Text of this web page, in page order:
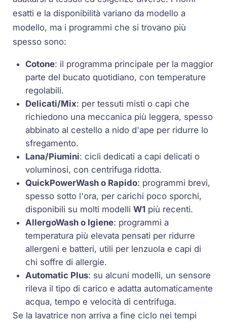
esatti e la disponibilità variano da modello a
modello, ma i programmi che si trovano più
spesso sono:
Cotone: il programma principale per la maggior
parte del bucato quotidiano, con temperature
regolabili.
Delicati/Mix: per tessuti misti o capi che
richiedono una meccanica più leggera, spesso
abbinato al cestello a nido d'ape per ridurre lo
sfregamento.
Lana/Piumini: cicli dedicati a capi delicati o
voluminosi, con centrifuga ridotta.
QuickPowerWash o Rapido: programmi brevi,
spesso sotto l'ora, per carichi poco sporchi,
disponibili su molti modelliW1 più recenti.
AllergoWash o Igiene: programmi a
temperatura più elevata pensati per ridurre
allergeni e batteri, utili per lenzuola e capi di
chi soffre di allergie.
Automatic Plus: su alcuni modelli, un sensore
rileva il tipo di carico e adatta automaticamente
acqua, tempo e velocità di centrifuga.
Se la lavatrice non arriva a fine ciclo nei tempi